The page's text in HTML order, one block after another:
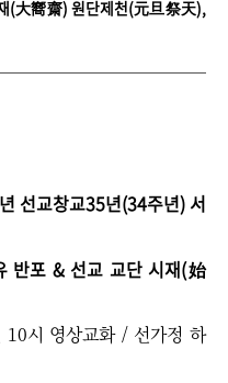
(大嚮齋) 원단제천(元旦祭天),
선교창교35년(34주년) 서
반포 & 선교 교단 시재(始
10시 영상교화 / 선가정 하